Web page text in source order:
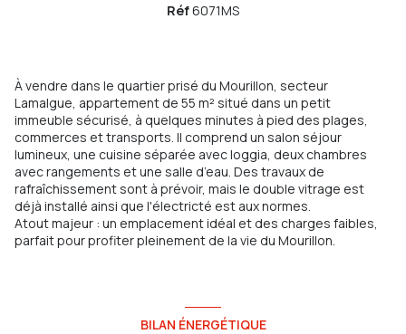
Réf6071MS
À vendre dans le quartier prisé du Mourillon, secteur
Lamalgue, appartement de 55 m² situé dans un petit
immeuble sécurisé, à quelques minutes à pied des plages,
commerces et transports. Il comprend un salon séjour
lumineux, une cuisine séparée avec loggia, deux chambres
avec rangements et une salle d’eau. Des travaux de
rafraîchissement sont à prévoir, mais le double vitrage est
déjà installé ainsi que l'électricté est aux normes.
Atout majeur : un emplacement idéal et des charges faibles,
parfait pour profiter pleinement de la vie du Mourillon.
BILAN ÉNERGÉTIQUE